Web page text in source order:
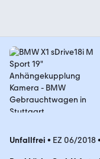
Unfallfrei • EZ 06/2018•